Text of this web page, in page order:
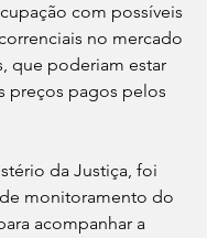
com possíveis
no mercado
que poderiam estar
preços pagos pelos
da Justiça, foi
monitoramento do
acompanhar a